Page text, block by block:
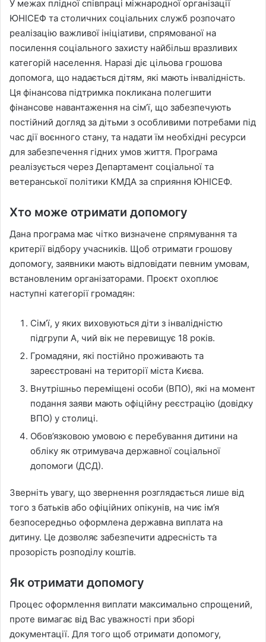
У межах плідної співпраці міжнародної організації
ЮНІСЕФ та столичних соціальних служб розпочато
реалізацію важливої ініціативи, спрямованої на
посилення соціального захисту найбільш вразливих
категорій населення. Наразі діє цільова грошова
допомога, що надається дітям, які мають інвалідність.
Ця фінансова підтримка покликана полегшити
фінансове навантаження на сім’ї, що забезпечують
постійний догляд за дітьми з особливими потребами під
час дії воєнного стану, та надати їм необхідні ресурси
для забезпечення гідних умов життя. Програма
реалізується через Департамент соціальної та
ветеранської політики КМДА за сприяння ЮНІСЕФ.
Хто може отримати допомогу
Дана програма має чітко визначене спрямування та
критерії відбору учасників. Щоб отримати грошову
допомогу, заявники мають відповідати певним умовам,
встановленим організаторами. Проєкт охоплює
наступні категорії громадян:
Сім’ї, у яких виховуються діти з інвалідністю
підгрупи А, чий вік не перевищує 18 років.
Громадяни, які постійно проживають та
зареєстровані на території міста Києва.
Внутрішньо переміщені особи (ВПО), які на момент
подання заяви мають офіційну реєстрацію (довідку
ВПО) у столиці.
Обов’язковою умовою є перебування дитини на
обліку як отримувача державної соціальної
допомоги (ДСД).
Зверніть увагу, що звернення розглядається лише від
того з батьків або офіційних опікунів, на чиє ім’я
безпосередньо оформлена державна виплата на
дитину. Це дозволяє забезпечити адресність та
прозорість розподілу коштів.
Як отримати допомогу
Процес оформлення виплати максимально спрощений,
проте вимагає від Вас уважності при зборі
документації. Для того щоб отримати допомогу,